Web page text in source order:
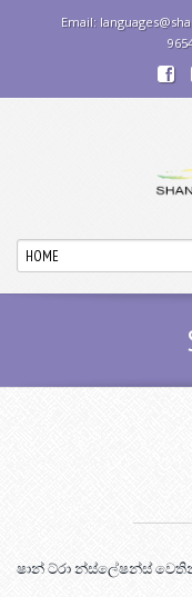
Email:
ෂාන් ට්රා න්ස්ලේෂන්ස්